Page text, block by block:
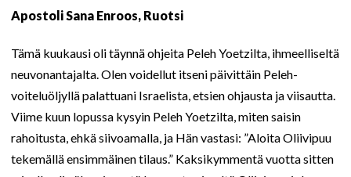
Apostoli Sana Enroos, Ruotsi
Tämä kuukausi oli täynnä ohjeita Peleh Yoetzilta, ihmeelliseltä
neuvonantajalta. Olen voidellut itseni päivittäin Peleh-
voiteluöljyllä palattuani Israelista, etsien ohjausta ja viisautta.
Viime kuun lopussa kysyin Peleh Yoetzilta, miten saisin
rahoitusta, ehkä siivoamalla, ja Hän vastasi: ”Aloita Oliivipuu
tekemällä ensimmäinen tilaus.” Kaksikymmentä vuotta sitten